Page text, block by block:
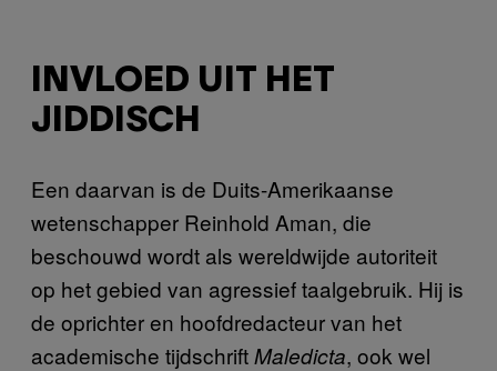
INVLOED UIT HET
JIDDISCH
Een daarvan is de Duits-Amerikaanse
wetenschapper Reinhold Aman, die
beschouwd wordt als wereldwijde autoriteit
op het gebied van agressief taalgebruik. Hij is
de oprichter en hoofdredacteur van het
academische tijdschriftMaledicta, ook wel